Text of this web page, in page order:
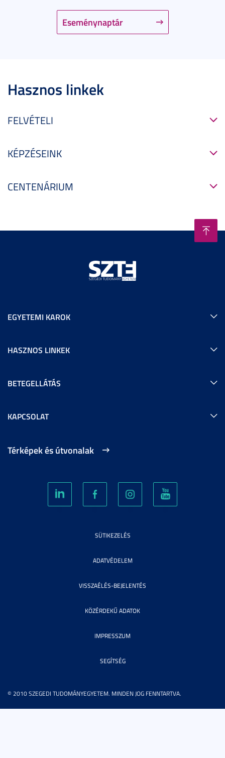
Eseménynaptár
Hasznos linkek
FELVÉTELI
KÉPZÉSEINK
CENTENÁRIUM
EGYETEMI KAROK
HASZNOS LINKEK
BETEGELLÁTÁS
KAPCSOLAT
Térképek és útvonalak
© 2010 SZEGEDI TUDOMÁNYEGYETEM. MINDEN JOG FENNTARTVA.
SÜTIKEZELÉS
ADATVÉDELEM
VISSZAÉLÉS-BEJELENTÉS
KÖZÉRDEKŰ ADATOK
IMPRESSZUM
SEGÍTSÉG